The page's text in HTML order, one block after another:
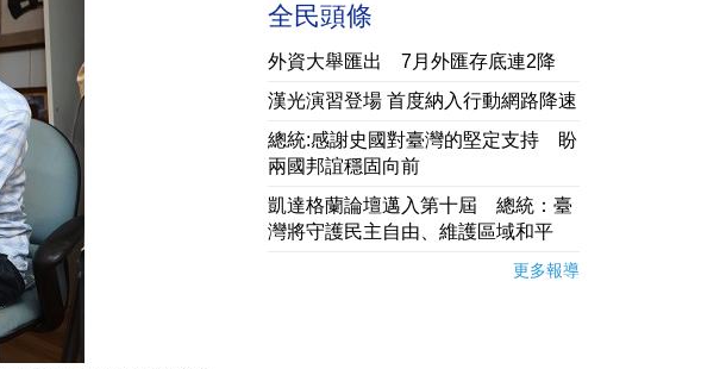
全民頭條
外資大舉匯出 7月外匯存底連2降
漢光演習登場 首度納入行動網路降速
總統:感謝史國對臺灣的堅定支持 盼
兩國邦誼穩固向前
凱達格蘭論壇邁入第十屆 總統：臺
灣將守護民主自由、維護區域和平
更多報導